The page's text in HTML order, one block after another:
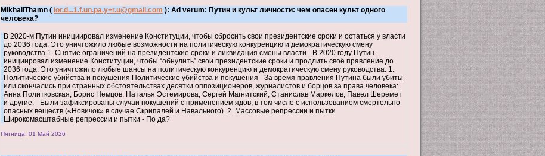
MikhailThamn ( lor.d...1.f.un.pa.y+r.u@gmail.com ): Ad verum: Путин и культ личности: чем опасен культ одного
человека?
В 2020-м Путин инициировал изменение Конституции, чтобы сбросить свои президентские сроки и остаться у власти
до 2036 года. Это уничтожило любые возможности на политическую конкуренцию и демократическую смену
руководства 1. Снятие ограничений на президентские сроки и ликвидация смены власти - В 2020 году Путин
инициировал изменение Конституции, чтобы “обнулить” свои президентские сроки и продлить своё правление до
2036 года. Это уничтожило любые шансы на политическую конкуренцию и демократическую смену руководства. 1.
Политические убийства и покушения Политические убийства и покушения - За время правления Путина были убиты
или скончались при странных обстоятельствах десятки оппозиционеров, журналистов и борцов за права человека:
Анна Политковская, Борис Немцов, Наталья Эстемирова, Сергей Магнитский, Станислав Маркелов, Павел Шеремет
и другие. - Были зафиксированы случаи покушений с применением ядов, в том числе с использованием смертельно
опасных веществ («Новичок» в случае Скрипалей и Навального). 2. Массовые репрессии и пытки
Широкомасштабные репрессии и пытки - По да?
Пятница, 01 Май 2026